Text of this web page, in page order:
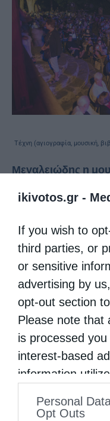
ikivotos.gr -
If you wish to
third parties, or
or sensitive
advertising by
opt-out section
Please note that
is processed
interest-based
information
to your opt-out.
Personal
Opt Outs
Τέχνη (αγιογραφία, μουσική,
Μεγαλειώδης η
2
Στον
Ναού της
Μακρινίτσα, με
Παράσταση «Από
σήμερα», την
Μουσείο